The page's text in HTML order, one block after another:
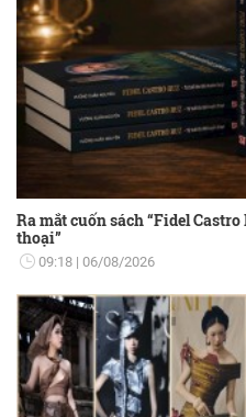
Ra mắt cuốn sách “Fidel
thoại”
09:18 06/08/2026